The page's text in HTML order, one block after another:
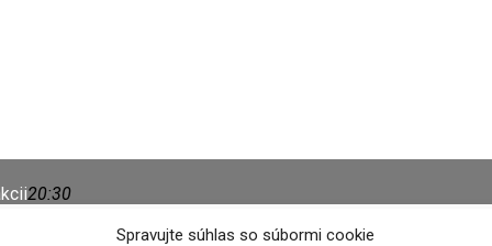
Spravujte súhlas so súbormi cookie
20:30